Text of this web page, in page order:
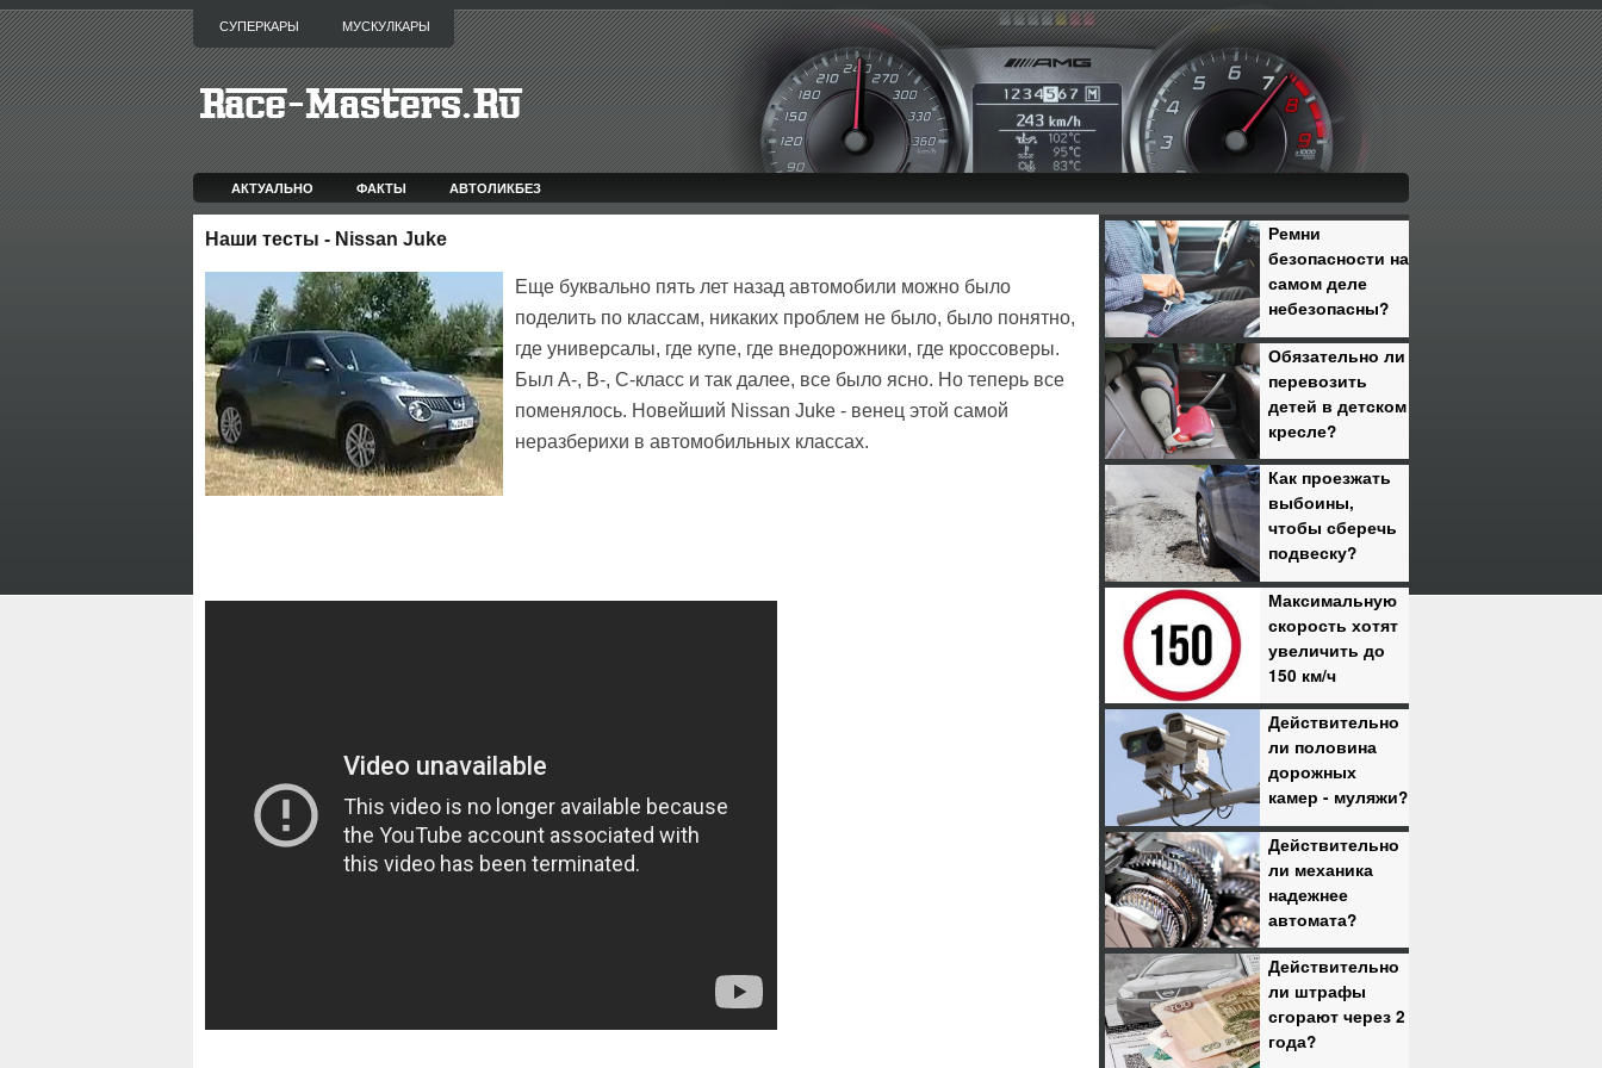
СУПЕРКАРЫ МУСКУЛКАРЫ
АКТУАЛЬНО ФАКТЫ АВТОЛИКБЕЗ
Наши тесты - Nissan Juke
Еще буквально пять лет назад автомобили можно было
поделить по классам, никаких проблем не было, было понятно,
где универсалы, где купе, где внедорожники, где кроссоверы.
Был A-, B-, C-класс и так далее, все было ясно. Но теперь все
поменялось. Новейший Nissan Juke - венец этой самой
неразберихи в автомобильных классах.
Ремни
безопасности на
самом деле
небезопасны?
Обязательно ли
перевозить
детей в детском
кресле?
Как проезжать
выбоины,
чтобы сберечь
подвеску?
Максимальную
скорость хотят
увеличить до
150 км/ч
Действительно
ли половина
дорожных
камер - муляжи?
Действительно
ли механика
надежнее
автомата?
Действительно
ли штрафы
сгорают через 2
года?